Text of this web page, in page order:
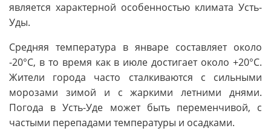
является характерной особенностью климата Усть-
Уды.
Средняя температура в январе составляет около
-20°C, в то время как в июле достигает около +20°C.
Жители города часто сталкиваются с сильными
морозами зимой и с жаркими летними днями.
Погода в Усть-Уде может быть переменчивой, с
частыми перепадами температуры и осадками.